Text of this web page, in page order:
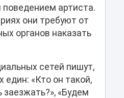
артиста.
они требуют от
органов наказать
сетей пишут,
един: «Кто он такой,
«Будем